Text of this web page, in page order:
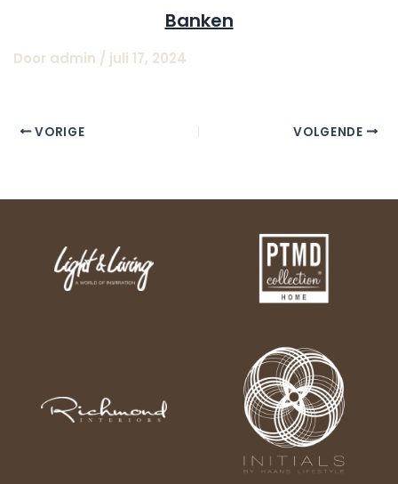
Banken
Door admin / juli 17, 2024
VORIGE VOLGENDE